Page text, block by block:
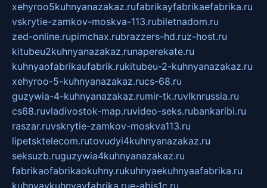
xehyroo5kuhnyanazakaz.rufabrikayfabrikaefabrika.ru
vskrytie-zamkov-moskva-113.rubiletnadom.ru
zed-online.rupimchax.rubrazzers-hd.ruz-host.ru
kitubeu2kuhnyanazakaz.runaperekate.ru
kuhnyaofabrikaufabrik.rukitubeu-2-kuhnyanazakaz.ru
xehyroo-5-kuhnyanazakaz.rucs-68.ru
guzywia-4-kuhnyanazakaz.rumir-tk.ruvlknrussia.ru
cs68.ruvladivostok-map.ruvideo-seks.rubankaribi.ru
raszar.ruvskrytie-zamkov-moskva113.ru
lipetsktelecom.rutovudyi4kuhnyanazakaz.ru
seksuzb.ruguzywia4kuhnyanazakaz.ru
fabrikaofabrikaokuhny.rukuhnyaekuhnyaafabrika.ru
kuhnyaykuhnyayfabrika.rue-abis1c.ru